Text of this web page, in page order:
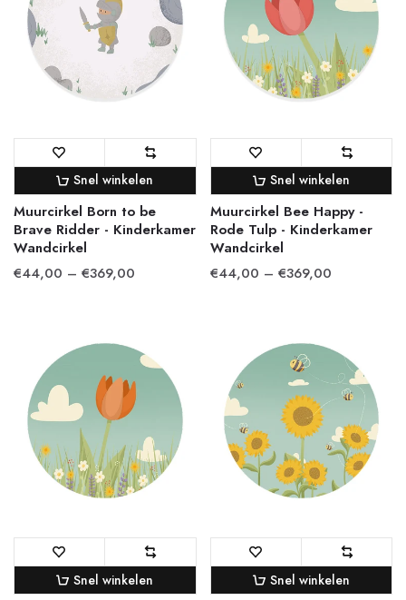
Snel winkelen
Muurcirkel Born to be
Brave Ridder - Kinderkamer
Wandcirkel
€44,00 – €369,00
Snel winkelen
Muurcirkel Bee Happy -
Rode Tulp - Kinderkamer
Wandcirkel
€44,00 – €369,00
Snel winkelen Snel winkelen